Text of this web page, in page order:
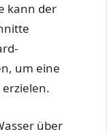
kann der
um eine
über